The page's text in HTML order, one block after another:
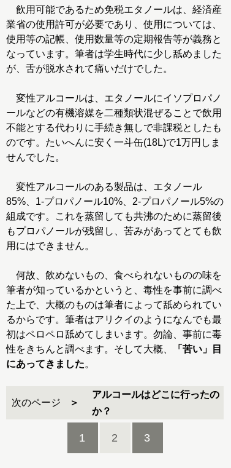
飲用可能であるため免税エタノールは、経済産
業省の使用許可が必要であり、使用については、
使用等の記帳、使用数量等の定期報告等が義務と
なっています。筆者は学生時代に少し舐めました
が、舌が脱水されて痛いだけでした。
変性アルコールは、エタノールにイソプロパノ
ールなどの有機溶媒を二種類状混ぜることで飲用
不能とする代わりに手続き無しで非課税としたも
のです。たいへんに安く一斗缶(18L)で1万円しま
せんでした。
変性アルコールのある製品は、エタノール
85%、1-プロパノール10%、2-プロパノール5%の
組成です。これを蒸留しても共沸のために蒸留後
もプロパノールが残留し、苦みがあってとても飲
用にはできません。
何故、飲めないもの、食べられないものの味を
筆者が知っているかというと、毒性を事前に調べ
た上で、大概のものは筆者によって舐められてい
るからです。筆者はアリクイのようになんでも最
初はペロペロ舐めてしまいます。勿論、事前に毒
性をきちんと調べます。そして大概、
「苦い」目
にあってきました。
次のページ
アルコールはどこに行ったの
か？
1 2 3